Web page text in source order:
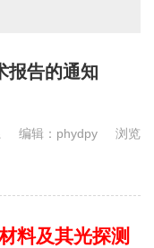
报告的通知
编辑：phydpy
浏览
料及其光探测